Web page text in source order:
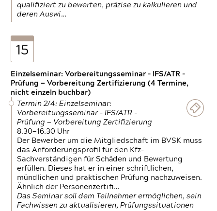
qualifiziert zu bewerten, präzise zu kalkulieren und
deren Auswi…
15
Einzelseminar: Vorbereitungsseminar - IFS/ATR -
Prüfung — Vorbereitung Zertifizierung (4 Termine,
nicht einzeln buchbar)
Termin 2/4: Einzelseminar:
Vorbereitungsseminar - IFS/ATR -
Prüfung — Vorbereitung Zertifizierung
8.30—16.30 Uhr
Der Bewerber um die Mitgliedschaft im BVSK muss
das Anforderungsprofil für den Kfz-
Sachverständigen für Schäden und Bewertung
erfüllen. Dieses hat er in einer schriftlichen,
mündlichen und praktischen Prüfung nachzuweisen.
Ähnlich der Personenzertifi…
Das Seminar soll dem Teilnehmer ermöglichen, sein
Fachwissen zu aktualisieren, Prüfungssituationen